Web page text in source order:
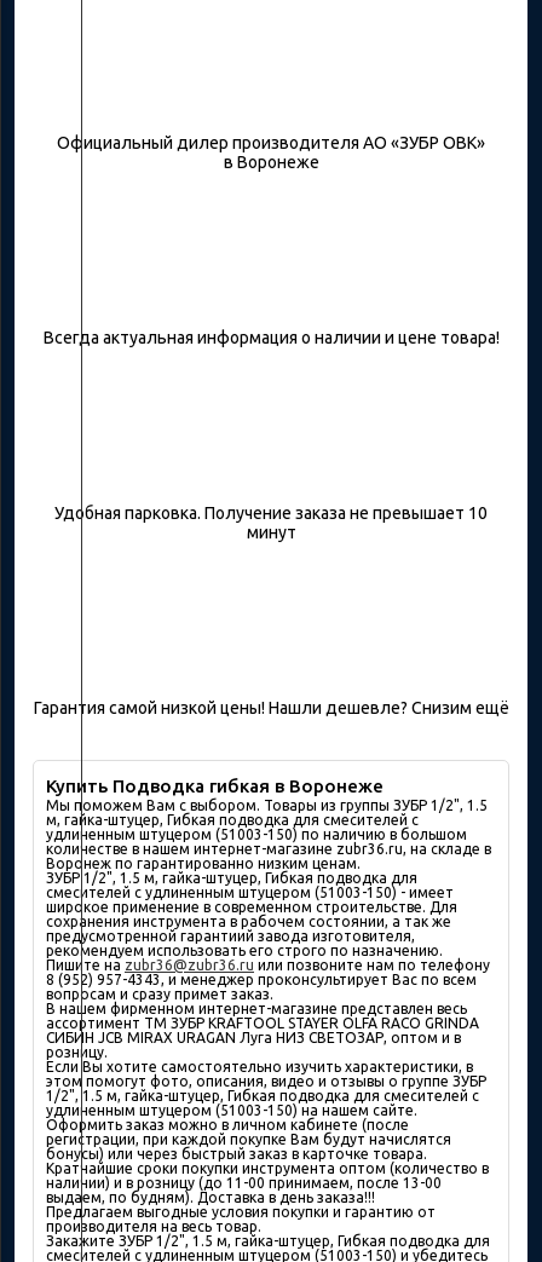
Официальный дилер производителя АО «ЗУБР ОВК»
в Воронеже
Всегда актуальная информация о наличии и цене товара!
Удобная парковка. Получение заказа не превышает 10
минут
Гарантия самой низкой цены! Нашли дешевле? Снизим ещё
Купить Подводка гибкая в Воронеже
Мы поможем Вам с выбором. Товары из группы ЗУБР 1/2", 1.5
м, гайка-штуцер, Гибкая подводка для смесителей с
удлиненным штуцером (51003-150) по наличию в большом
количествe в нашем интернет-магазине zubr36.ru, на складе в
Воронеж по гарантированно низким ценам.
ЗУБР 1/2", 1.5 м, гайка-штуцер, Гибкая подводка для
смесителей с удлиненным штуцером (51003-150) - имеет
широкое применение в современном строительстве. Для
сохранения инструмента в рабочем состоянии, а так же
предусмотренной гарантиий завода изготовителя,
рекомендуем использовать его строго по назначению.
Пишите на zubr36@zubr36.ru или позвоните нам по телефону
8 (952) 957-4343, и менеджер проконсультирует Вас по всем
вопросам и сразу примет заказ.
В нашем фирменном интернет-магазине представлен весь
ассортимент ТМ ЗУБР KRAFTOOL STAYER OLFA RACO GRINDA
СИБИН JCB MIRAX URAGAN Луга НИЗ СВЕТОЗАР, оптом и в
розницу.
Если Вы хотите самостоятельно изучить характеристики, в
этом помогут фото, описания, видео и отзывы о группе ЗУБР
1/2", 1.5 м, гайка-штуцер, Гибкая подводка для смесителей с
удлиненным штуцером (51003-150) на нашем сайте.
Оформить заказ можно в личном кабинете (после
регистрации, при каждой покупке Вам будут начислятся
бонусы) или через быстрый заказ в карточке товара.
Кратчайшие сроки покупки инструмента оптом (количество в
наличии) и в розницу (до 11-00 принимаем, после 13-00
выдаем, по будням). Доставка в день заказа!!!
Предлагаем выгодные условия покупки и гарантию от
производителя на весь товар.
Закажите ЗУБР 1/2", 1.5 м, гайка-штуцер, Гибкая подводка для
смесителей с удлиненным штуцером (51003-150) и убедитесь